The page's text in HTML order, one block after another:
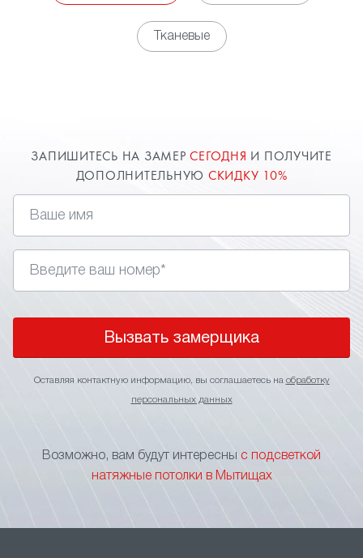
• Декоративная функция. Наличие световых линий
на потолке обеспечивает оригинальный облик
пространству, но при этом необходимо заранее
Возможны комбинации нескольких вариантов или
изменение цветовой палитры от команд с пульта
управления. Главное правильно подобрать стиль,
так как подсветка не подходит для классических
интерьеров.
в интерьере световых линий позволяет визуально
пространство помещения или выделить
определенный участок.
оптимальное решение для зонирования
пространства без применения перегородок
перемещения. Тонкие световые линии на потолке
станут прекрасным указателем границы
Тканевые
ЗАПИШИТЕСЬ НА ЗАМЕРСЕГОДНЯ И ПОЛУЧИТЕ
ДОПОЛНИТЕЛЬНУЮ СКИДКУ 10%
Вызвать замерщика
Оставляя контактную информацию, вы соглашаетесь на обработку
персональных данных
Возможно, вам будут интересны с подсветкой
натяжные потолки в Мытищах